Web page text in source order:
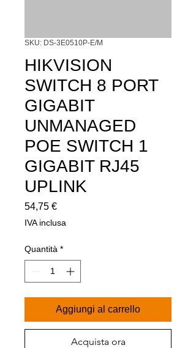
SKU: DS-3E0510P-E/M
HIKVISION
SWITCH 8 PORT
GIGABIT
UNMANAGED
POE SWITCH 1
GIGABIT RJ45
UPLINK
54,75 €Prezzo
IVA inclusa
Quantità *
Aggiungi al carrello
Acquista ora